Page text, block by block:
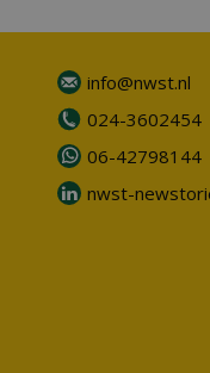
info@nwst.nl
024-3602454
06-42798144
nwst-